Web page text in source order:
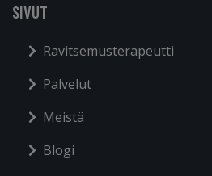
SIVUT
Ravitsemusterapeutti
Palvelut
Meistä
Blogi